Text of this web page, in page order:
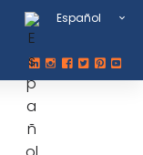
Español